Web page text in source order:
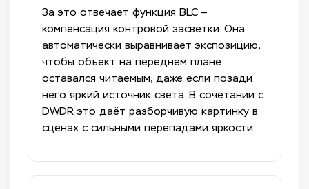
За это отвечает функция BLC —
компенсация контровой засветки. Она
автоматически выравнивает экспозицию,
чтобы объект на переднем плане
оставался читаемым, даже если позади
него яркий источник света. В сочетании с
DWDR это даёт разборчивую картинку в
сценах с сильными перепадами яркости.